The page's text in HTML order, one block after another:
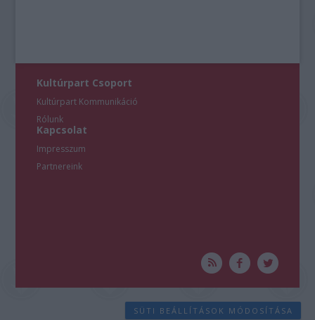
Kultúrpart Csoport
Kultúrpart Kommunikáció
Rólunk
Kapcsolat
Impresszum
Partnereink
SÜTI BEÁLLÍTÁSOK MÓDOSÍTÁSA